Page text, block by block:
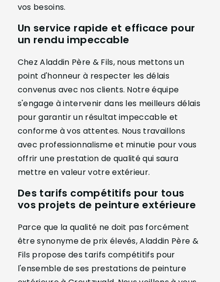
vos besoins.
Un service rapide et efficace pour
un rendu impeccable
Chez Aladdin Père & Fils, nous mettons un
point d'honneur à respecter les délais
convenus avec nos clients. Notre équipe
s'engage à intervenir dans les meilleurs délais
pour garantir un résultat impeccable et
conforme à vos attentes. Nous travaillons
avec professionnalisme et minutie pour vous
offrir une prestation de qualité qui saura
mettre en valeur votre extérieur.
Des tarifs compétitifs pour tous
vos projets de peinture extérieure
Parce que la qualité ne doit pas forcément
être synonyme de prix élevés, Aladdin Père &
Fils propose des tarifs compétitifs pour
l'ensemble de ses prestations de peinture